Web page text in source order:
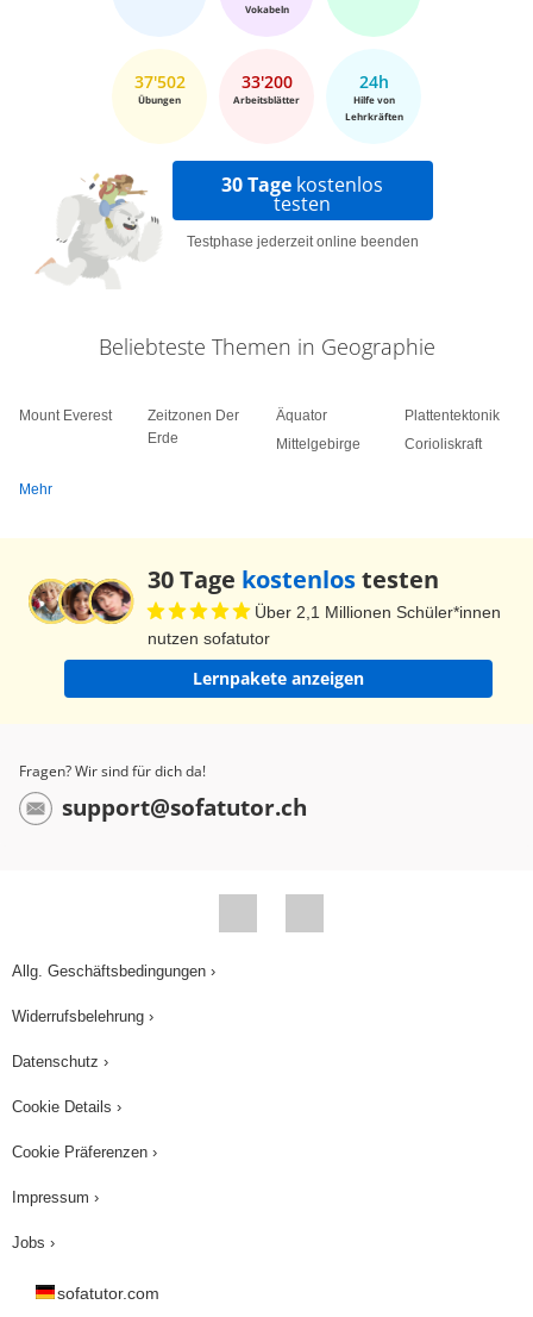
Vokabeln
37'502
Übungen
33'200
Arbeitsblätter
24h
Hilfe von
Lehrkräften
30 Tage kostenlos
testen
Testphase jederzeit online beenden
Beliebteste Themen in Geographie
Mount Everest
Zeitzonen Der
Erde
Äquator
Mittelgebirge
Plattentektonik
Corioliskraft
Mehr
30 Tage kostenlostesten
Über 2,1 Millionen Schüler*innen
nutzen sofatutor
Lernpakete anzeigen
Fragen? Wir sind für dich da!
support@sofatutor.ch
Allg. Geschäftsbedingungen ›
Widerrufsbelehrung ›
Datenschutz ›
Cookie Details ›
Cookie Präferenzen ›
Impressum ›
Jobs ›
sofatutor.com